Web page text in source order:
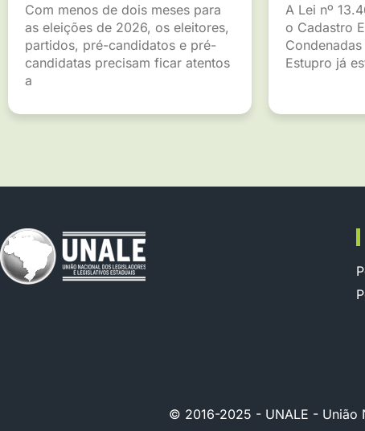
Com menos de dois meses para
as eleições de 2026, os eleitores,
partidos, pré-candidatos e pré-
candidatas precisam ficar atentos
a
A Lei nº
o Cadastro
Estupro já
© 2016-2025 - UNALE - União